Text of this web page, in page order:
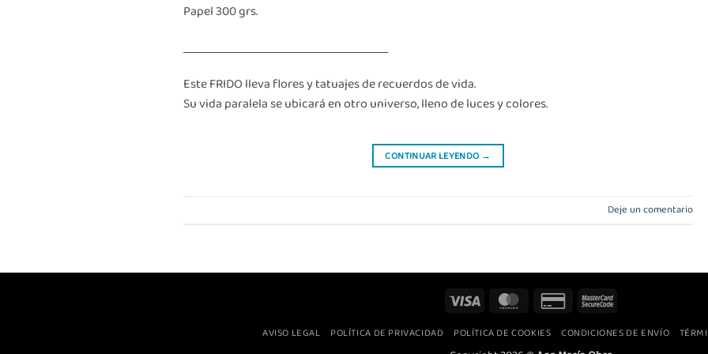
Papel 300 grs.
Este FRIDO lleva flores y tatuajes de recuerdos de vida.
Su vida paralela se ubicará en otro universo, lleno de luces y colores.
CONTINUAR LEYENDO →
Deje un comentario
Visa MasterCard Credit
2
MasterCard
AVISO LEGAL POLÍTICA DE PRIVACIDAD POLÍTICA DE COOKIES CONDICIONES DE ENVÍO